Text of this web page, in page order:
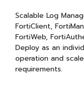
Scalable Log
FortiClient,
FortiWeb,
Deploy as an
operation and
requirements.